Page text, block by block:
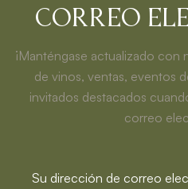
correo
¡Manténgase actualizado con
de vinos, ventas, eventos
invitados destacados
correo